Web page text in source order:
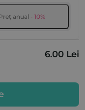
anual - 10%
6.00 Lei